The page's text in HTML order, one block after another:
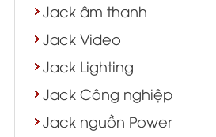
Jack âm thanh
Jack Video
Jack Lighting
Jack Công nghiệp
Jack nguồn Power